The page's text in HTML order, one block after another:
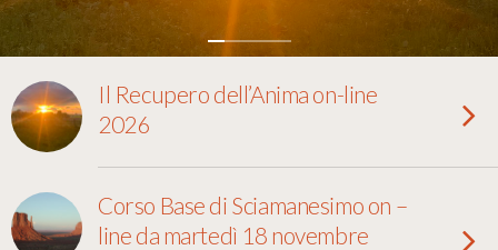
Il Recupero dell’Anima on-line
2026
Corso Base di Sciamanesimo on –
line da martedì 18 novembre